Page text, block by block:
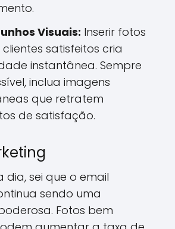
Visuais: Inserir fotos
satisfeitos cria
instantânea. Sempre
inclua imagens
que retratem
de satisfação.
dia, sei que o email
sendo uma
Fotos bem